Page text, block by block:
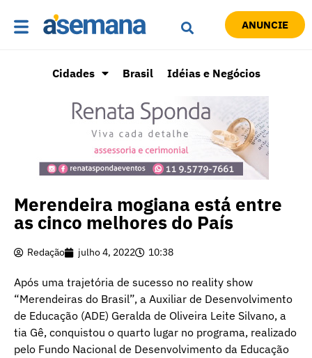
ANUNCIE
Cidades Brasil Idéias e Negócios
Merendeira mogiana está entre
as cinco melhores do País
Redação julho 4, 2022 10:38
Após uma trajetória de sucesso no reality show
“Merendeiras do Brasil”, a Auxiliar de Desenvolvimento
de Educação (ADE) Geralda de Oliveira Leite Silvano, a
tia Gê, conquistou o quarto lugar no programa, realizado
pelo Fundo Nacional de Desenvolvimento da Educação